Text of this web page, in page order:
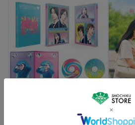
Blu-ray